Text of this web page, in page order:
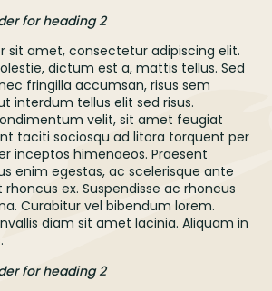
for heading 2
sit amet, consectetur adipiscing elit.
dictum est a, mattis tellus. Sed
fringilla accumsan, risus sem
interdum tellus elit sed risus.
velit, sit amet feugiat
taciti sociosqu ad litora torquent per
inceptos himenaeos. Praesent
enim egestas, ac scelerisque ante
ex. Suspendisse ac rhoncus
Curabitur vel bibendum lorem.
diam sit amet lacinia. Aliquam in
for heading 2